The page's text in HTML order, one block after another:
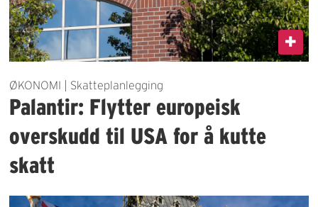
ØKONOMI | Skatteplanlegging
Palantir: Flytter europeisk
overskudd til USA for å kutte
skatt